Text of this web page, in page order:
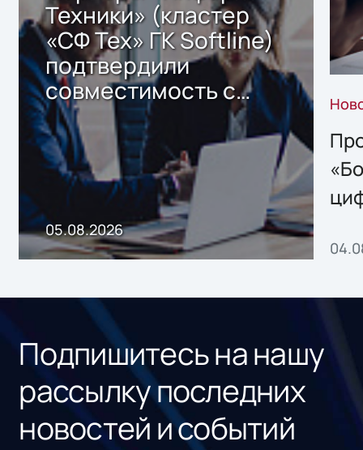
Техники» (кластер
«СФ Тех» ГК Softline)
подтвердили
совместимость с
решением Sharx
Storage 2.x для
хранения данных
05.08.2026
Подпишитесь на нашу
рассылку последних
новостей и событий